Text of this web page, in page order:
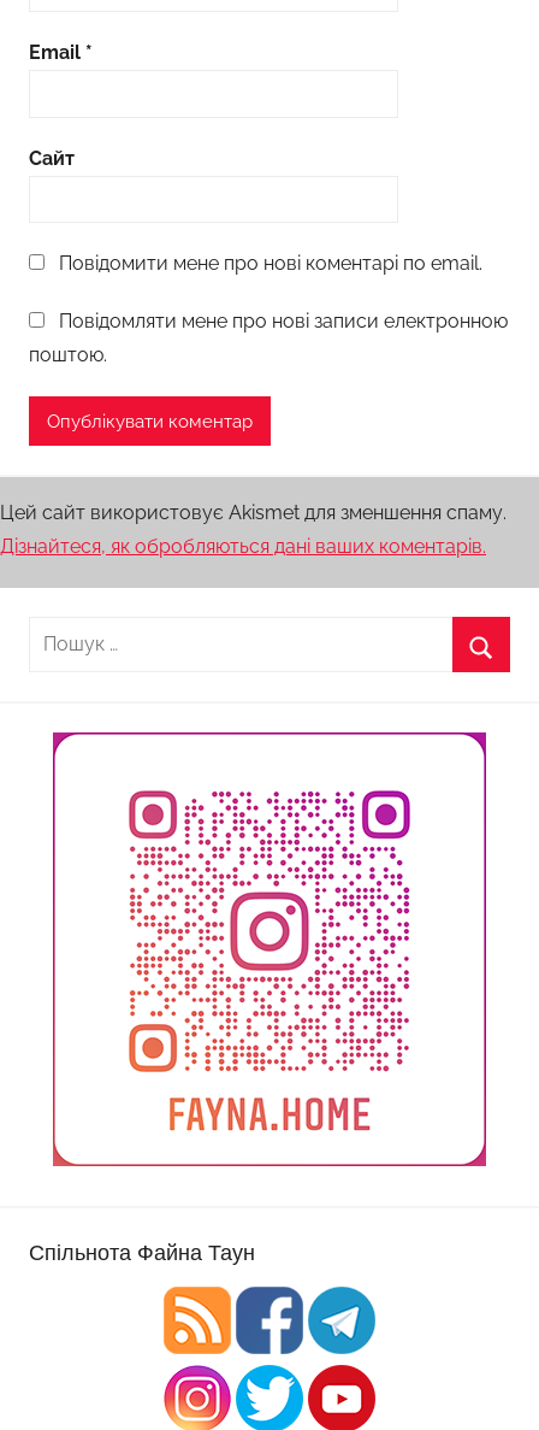
Email *
Сайт
Повідомити мене про нові коментарі по email.
Повідомляти мене про нові записи електронною
поштою.
Цей сайт використовує Akismet для зменшення спаму.
Дізнайтеся, як обробляються дані ваших коментарів.
Пошук:
Спільнота Файна Таун